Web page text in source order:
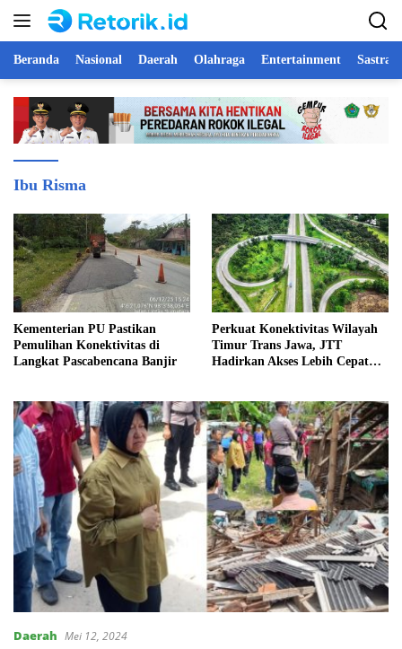
Langsung
Beranda Nasional Daerah Olahraga Entertainment Sastra
Ibu Risma
Kementerian PU Pastikan
Pemulihan Konektivitas di
Langkat Pascabencana Banjir
Perkuat Konektivitas Wilayah
Timur Trans Jawa, JTT
Hadirkan Akses Lebih Cepat
Daerah Mei 12, 2024